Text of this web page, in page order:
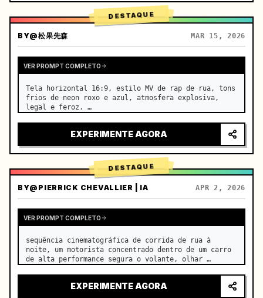
DESTAQUE
BY@松果先森 MAR 15, 2026
VER PROMPT COMPLETO
Tela horizontal 16:9, estilo MV de rap de rua, tons
frios de neon roxo e azul, atmosfera explosiva,
legal e feroz. …
EXPERIMENTE AGORA
DESTAQUE
BY@PIERRICK CHEVALLIER | IA APR 2, 2026
VER PROMPT COMPLETO
sequência cinematográfica de corrida de rua à
noite, um motorista concentrado dentro de um carro
de alta performance segura o volante, olhar
EXPERIMENTE AGORA